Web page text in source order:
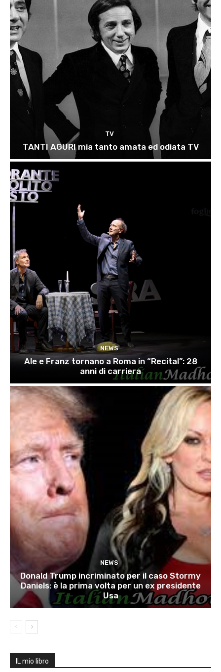
TV
TANTI AGURI mia tanto amata ed odiata TV
NEWS
Ale e Franz tornano a Roma in “Recital”: 28
anni di carriera
NEWS
Donald Trump incriminato per il caso Stormy
Daniels: è la prima volta per un ex presidente
Usa
IL mio libro